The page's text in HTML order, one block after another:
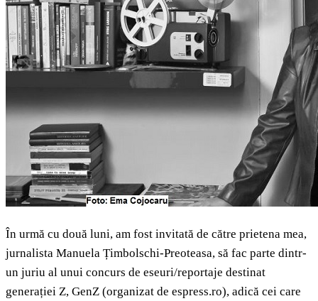
În urmă cu două luni, am fost invitată de către prietena mea,
jurnalista Manuela Țimbolschi-Preoteasa, să fac parte dintr-
un juriu al unui concurs de eseuri/reportaje destinat
generației Z, GenZ (organizat de espress.ro), adică cei care